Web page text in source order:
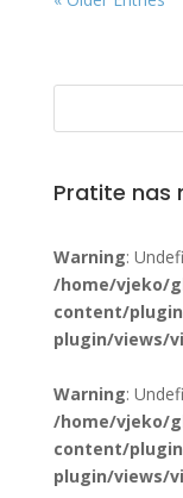
Pratite nas
Warning:
/home/vjeko/
content/
plugin/views/
Warning:
/home/vjeko/
content/
plugin/views/